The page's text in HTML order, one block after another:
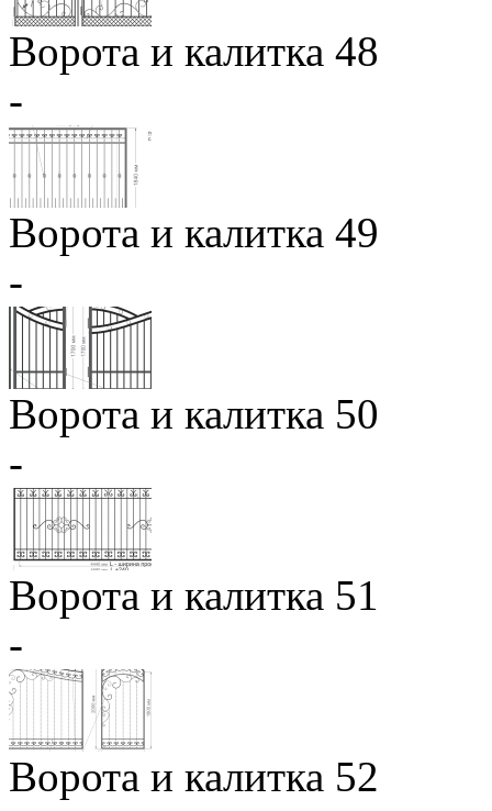
Ворота и калитка 48
-
Ворота и калитка 49
-
Ворота и калитка 50
-
Ворота и калитка 51
-
Ворота и калитка 52